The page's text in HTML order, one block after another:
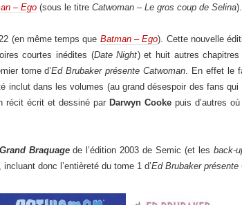
– Ego (sous le titre Catwoman – Le gros coup de Selina).
(en même temps que Batman – Ego). Cette nouvelle
courtes inédites (Date Night) et huit autres
tome d’Ed Brubaker présente Catwoman. En effet le
inclut dans les volumes (au grand désespoir des fans
récit écrit et dessiné par Darwyn Cooke puis d’autres où
Braquagede l’édition 2003 de Semic (et les back-
donc l’entièreté du tome 1 d’Ed Brubaker présente